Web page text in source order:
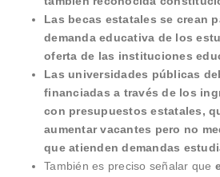
Las becas estatales se crean
demanda educativa de los
oferta de las instituciones
Las universidades públicas
financiadas a través de los
con presupuestos estatales,
aumentar vacantes pero no
que atienden demandas
También es preciso señalar que